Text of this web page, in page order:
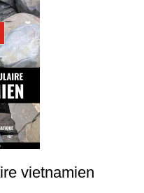
vietnamien